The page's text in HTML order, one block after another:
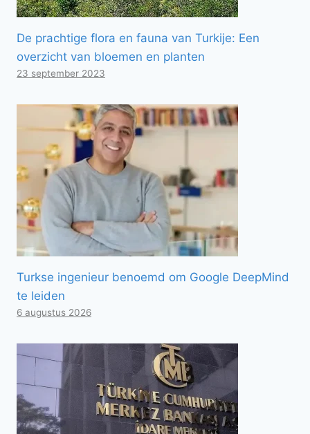
De prachtige flora en fauna van Turkije: Een
overzicht van bloemen en planten
23 september 2023
Turkse ingenieur benoemd om Google DeepMind
te leiden
6 augustus 2026